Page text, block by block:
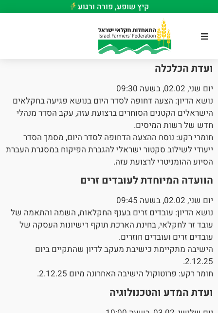
קיץ שופע, פורה ורגוע
ועדת הכלכלה
יום שני, 02.02, בשעה 09:30
נושא הדיון: הצעה דחופה לסדר היום בנושא פגיעה בחקלאים
הישראלים הקטנים הסוחרים ברצועת עזה, עקב הסדר מנהלי
חדש של רשות המיסים.
חומרי רקע: נוסח ההצעה הדחופה לסדר היום, מסמך הסדר
ייעודי לשילוב סקטור ישראלי להגברת הפיקוח במסגרת העברת
הסיוע ההומניטרי לרצועת עזה.
הוועדה המיוחדת לעובדים זרים
יום שני, 02.02, בשעה 09:45
נושא הדיון: עובדים זרים בענף החקלאות, השמה והתאמה של
עובד זר לחקלאי, בחינת הארכת תוקף רישיונות העסקה של
עובדים זרים ועובדים חוזרים.
הישיבה מתקיימת כישיבת מעקב לדיון שהתקיים ביום
2.12.25.
חומר רקע: פרוטוקול הישיבה האחרונה מיום 2.12.25.
ועדת המדע והטכנולוגיה